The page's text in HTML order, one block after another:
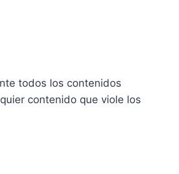
todos los contenidos
contenido que viole los